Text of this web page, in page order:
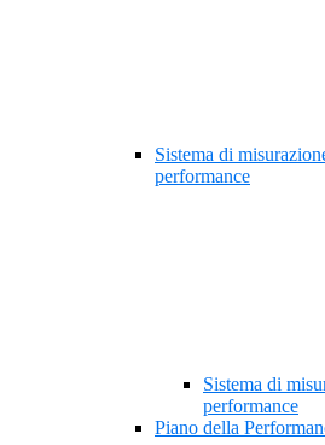
Sistema di
performance
Sistema di
performance
Piano della